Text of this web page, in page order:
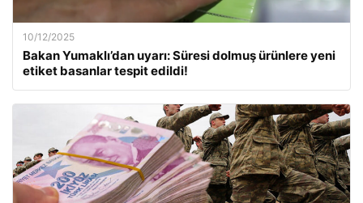
10/12/2025
Bakan Yumaklı’dan uyarı: Süresi dolmuş ürünlere yeni
etiket basanlar tespit edildi!